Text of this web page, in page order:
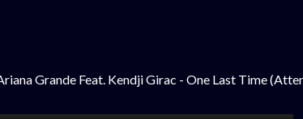
Grande Feat. Kendji Girac - One Last Time